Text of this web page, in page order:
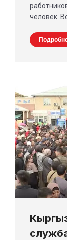
человек.